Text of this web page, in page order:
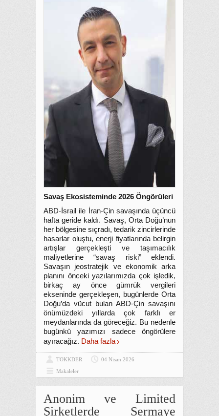
Savaş Ekosisteminde 2026 Öngörüleri
ABD-İsrail ile İran-Çin savaşında üçüncü
hafta geride kaldı. Savaş, Orta Doğu’nun
her bölgesine sıçradı, tedarik zincirlerinde
hasarlar oluştu, enerji fiyatlarında belirgin
artışlar gerçekleşti ve taşımacılık
maliyetlerine “savaş riski” eklendi.
Savaşın jeostratejik ve ekonomik arka
planını önceki yazılarımızda çok işledik,
birkaç ay önce gümrük vergileri
ekseninde gerçekleşen, bugünlerde Orta
Doğu’da vücut bulan ABD-Çin savaşını
önümüzdeki yıllarda çok farklı er
meydanlarında da göreceğiz. Bu nedenle
bugünkü yazımızı sadece öngörülere
ayıracağız. Daha fazla
TOKKDER
04 Nisan 2026
Makaleler
Anonim ve Limited
Şirketlerde Sermaye